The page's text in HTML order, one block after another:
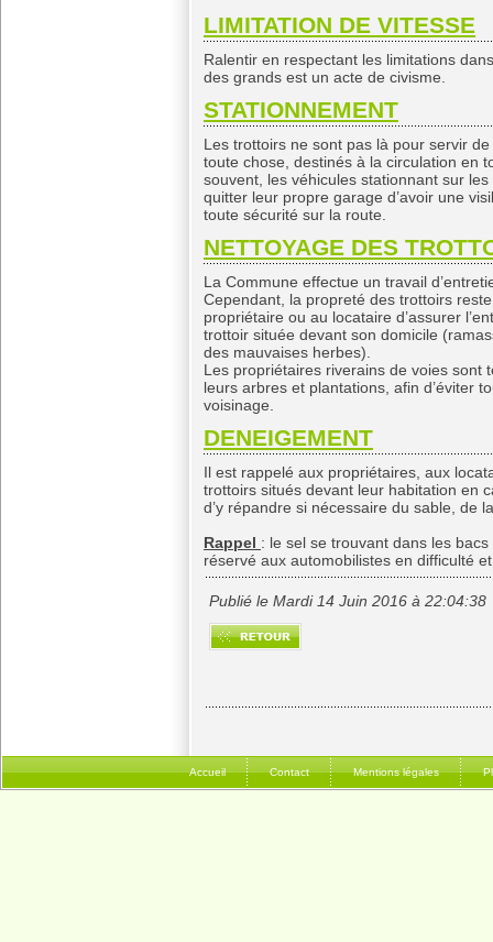
LIMITATION DE VITESSE
Ralentir en respectant les limitations
des grands est un acte de civisme.
STATIONNEMENT
Les trottoirs ne sont pas là pour servir
toute chose, destinés à la circulation en
souvent, les véhicules stationnant sur
quitter leur propre garage d’avoir une
toute sécurité sur la route.
NETTOYAGE DES
La Commune effectue un travail
Cependant, la propreté des trottoirs
propriétaire ou au locataire d’assurer
trottoir située devant son domicile
des mauvaises herbes).
Les propriétaires riverains de voies sont
leurs arbres et plantations, afin d’éviter
voisinage.
DENEIGEMENT
Il est rappelé aux propriétaires, aux
trottoirs situés devant leur habitation en
d’y répandre si nécessaire du sable, de
Rappel : le sel se trouvant dans les
réservé aux automobilistes en difficulté
Publié le Mardi 14 Juin 2016 à 22:04:38
Accueil Contact Mentions légales